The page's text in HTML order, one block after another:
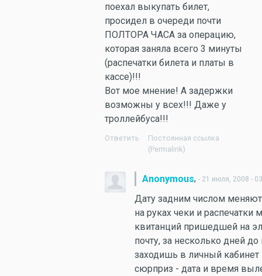
поехал выкупать билет,
просидел в очереди почти
ПОЛТОРА ЧАСА за операцию,
которая заняла всего 3 минуты
(распечатки билета и платы в
кассе)!!!
Вот мое мнение! А задержки
возможны у всех!!! Даже у
троллейбуса!!!
Ответить
Постоянная ссылка
(Permalink)
Anonymous, - 21 июля, 2008 -
Дату задним числом
на руках чеки и распечатки
квитанций пришедшей на
почту, за несколько дней
заходишь в личный кабинет
сюрприз - дата и время